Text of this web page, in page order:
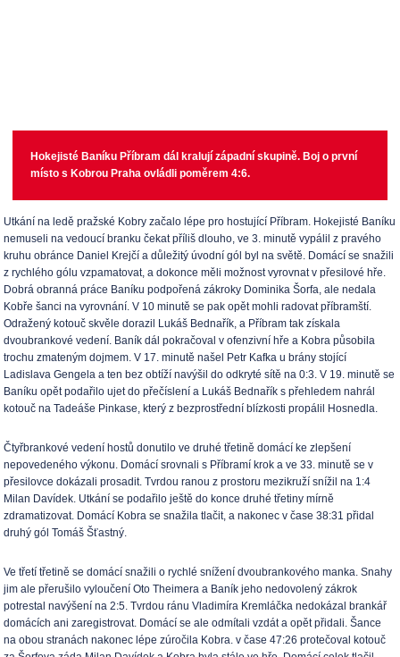
Hokejisté Baníku Příbram dál kralují západní skupině. Boj o první
místo s Kobrou Praha ovládli poměrem 4:6.
Utkání na ledě pražské Kobry začalo lépe pro hostující Příbram. Hokejisté Baníku
nemuseli na vedoucí branku čekat příliš dlouho, ve 3. minutě vypálil z pravého
kruhu obránce Daniel Krejčí a důležitý úvodní gól byl na světě. Domácí se snažili
z rychlého gólu vzpamatovat, a dokonce měli možnost vyrovnat v přesilové hře.
Dobrá obranná práce Baníku podpořená zákroky Dominika Šorfa, ale nedala
Kobře šanci na vyrovnání. V 10 minutě se pak opět mohli radovat příbramští.
Odražený kotouč skvěle dorazil Lukáš Bednařík, a Příbram tak získala
dvoubrankové vedení. Baník dál pokračoval v ofenzivní hře a Kobra působila
trochu zmateným dojmem. V 17. minutě našel Petr Kafka u brány stojící
Ladislava Gengela a ten bez obtíží navýšil do odkryté sítě na 0:3. V 19. minutě se
Baníku opět podařilo ujet do přečíslení a Lukáš Bednařík s přehledem nahrál
kotouč na Tadeáše Pinkase, který z bezprostřední blízkosti propálil Hosnedla.
Čtyřbrankové vedení hostů donutilo ve druhé třetině domácí ke zlepšení
nepovedeného výkonu. Domácí srovnali s Příbramí krok a ve 33. minutě se v
přesilovce dokázali prosadit. Tvrdou ranou z prostoru mezikruží snížil na 1:4
Milan Davídek. Utkání se podařilo ještě do konce druhé třetiny mírně
zdramatizovat. Domácí Kobra se snažila tlačit, a nakonec v čase 38:31 přidal
druhý gól Tomáš Šťastný.
Ve třetí třetině se domácí snažili o rychlé snížení dvoubrankového manka. Snahy
jim ale přerušilo vyloučení Oto Theimera a Baník jeho nedovolený zákrok
potrestal navýšení na 2:5. Tvrdou ránu Vladimíra Kremláčka nedokázal brankář
domácích ani zaregistrovat. Domácí se ale odmítali vzdát a opět přidali. Šance
na obou stranách nakonec lépe zúročila Kobra. v čase 47:26 protečoval kotouč